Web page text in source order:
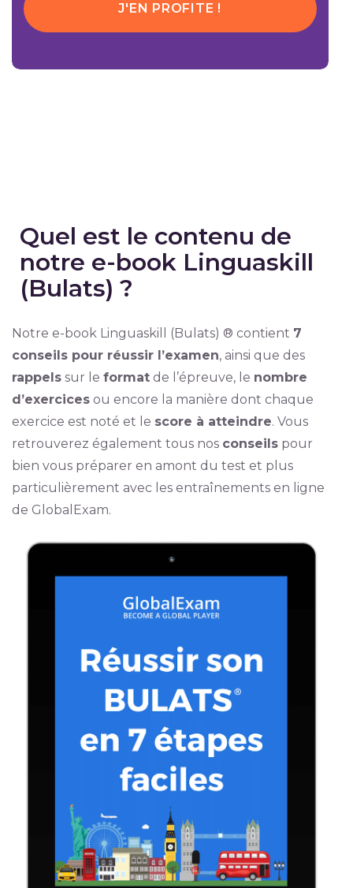
J'EN PROFITE !
Quel est le contenu de
notre e-book Linguaskill
(Bulats) ?
Notre e-book Linguaskill (Bulats) ® contient 7
conseils pour réussir l’examen, ainsi que des
rappelssur le formatde l’épreuve, le nombre
d’exercicesou encore la manière dont chaque
exercice est noté et le score à atteindre. Vous
retrouverez également tous nos conseilspour
bien vous préparer en amont du test et plus
particulièrement avec les entraînements en ligne
de GlobalExam.